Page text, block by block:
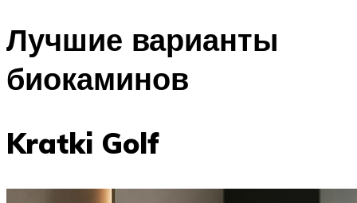
Лучшие варианты
биокаминов
Kratki Golf